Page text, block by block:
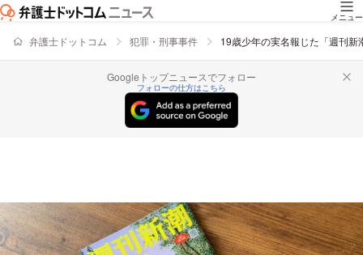
メニュー
弁護士ドットコム 犯罪・刑事事件 19歳少年の実名報じた「週刊
Googleトップニュースでフォロー
フォローの仕方はこちら